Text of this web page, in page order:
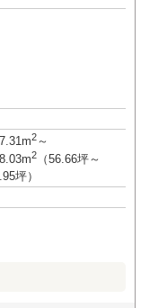
2～
2
（56.66坪～
坪）